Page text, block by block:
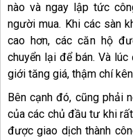
nào và ngay lập tức
người mua. Khi các sàn
cao hơn, các căn hộ
chuyển lại để bán. Và
giới tăng giá, thậm chí
Bên cạnh đó, cũng phải
của các chủ đầu tư khi
được giao dịch thành